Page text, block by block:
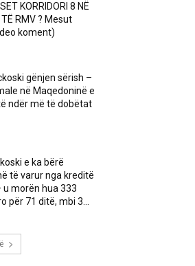
KORRIDORI 8 NË
TË RMV ? Mesut
koment)
gënjen sërish –
në Maqedoninë e
ndër më të dobëtat
e ka bërë
të varur nga kreditë
u morën hua 333
për 71 ditë, mbi 3...